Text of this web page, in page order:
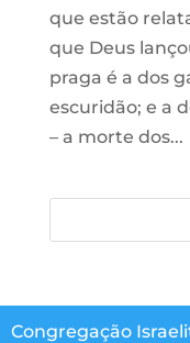
que estão
que Deus
praga é a dos
escuridão; e a
– a morte dos...
Congregação